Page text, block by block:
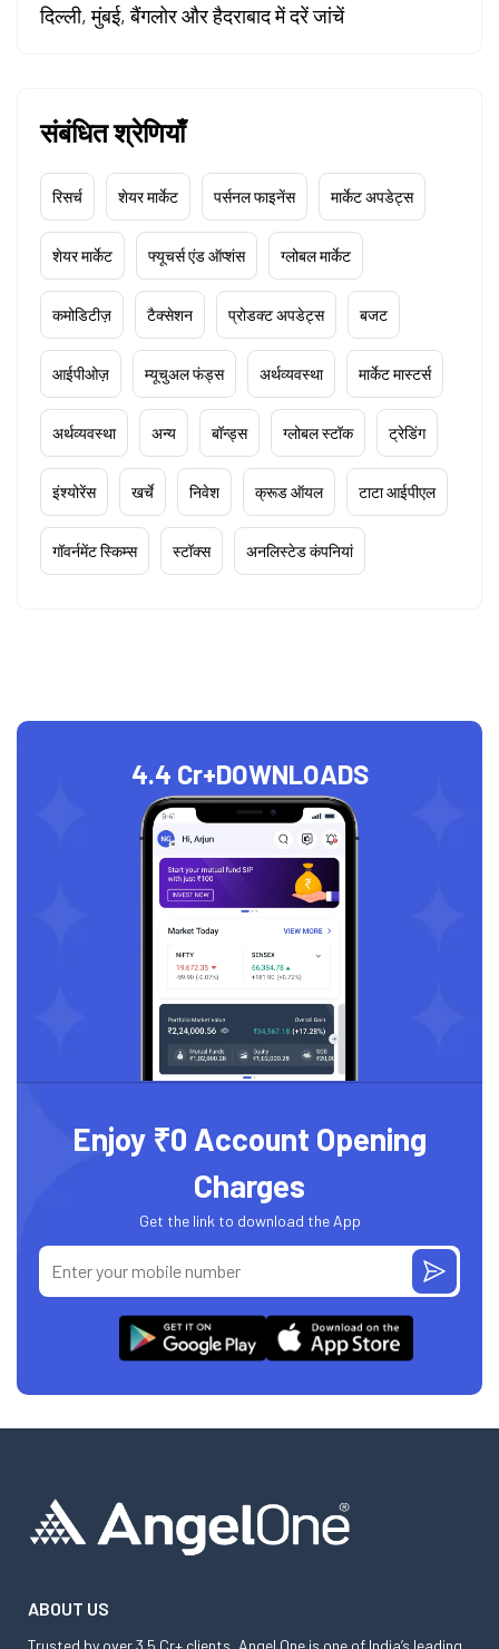
दिल्ली, मुंबई, बैंगलोर और हैदराबाद में दरें जांचें
संबंधित श्रेणियाँ
रिसर्च शेयर मार्केट पर्सनल फाइनेंस मार्केट अपडेट्स
शेयर मार्केट फ्यूचर्स एंड ऑप्शंस ग्लोबल मार्केट
कमोडिटीज़ टैक्सेशन प्रोडक्ट अपडेट्स बजट
आईपीओज़ म्यूचुअल फंड्स अर्थव्यवस्था मार्केट मास्टर्स
अर्थव्यवस्था अन्य बॉन्ड्स ग्लोबल स्टॉक ट्रेडिंग
इंश्योरेंस खर्चे निवेश क्रूड ऑयल टाटा आईपीएल
गॉवर्नमेंट स्किम्स स्टॉक्स अनलिस्टेड कंपनियां
4.4 Cr+DOWNLOADS
Enjoy ₹0 Account Opening
Charges
Get the link to download the App
ABOUT US
Trusted by over 3.5 Cr+ clients, Angel One is one of India’s leading